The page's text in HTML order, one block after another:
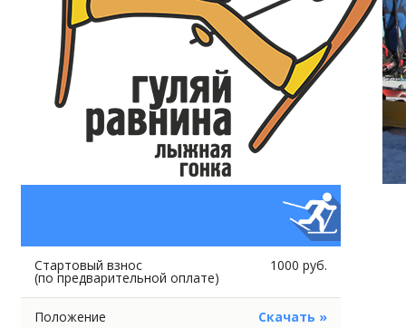
Стартовый взнос
(по предварительной оплате)
1000 руб.
Положение Скачать »